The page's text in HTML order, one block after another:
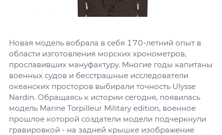
Новая модель вобрала в себя 170-летний опыт в
области изготовления морских хронометров,
прославивших мануфактуру. Многие годы капитаны
военных судов и бесстрашные исследователи
океанских просторов выбирали точность Ulysse
Nardin. Обращаясь к истории сегодня, появилась
модель Marine Torpilleur Military edition, военное
прошлое которой создатели модели подчеркнули
гравировкой - на задней крышке изображение